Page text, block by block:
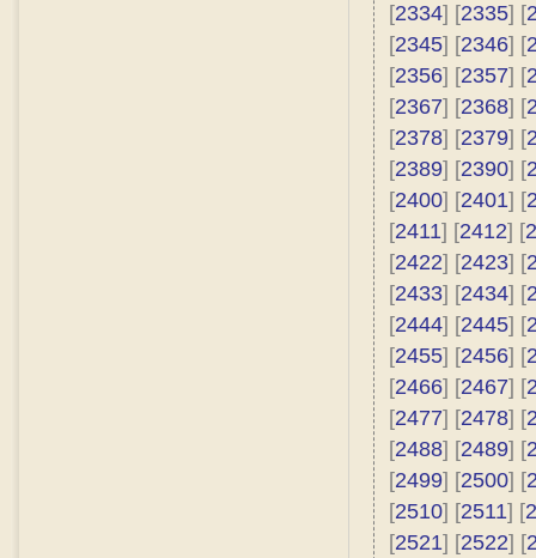
[2334] [2335] [
[2345] [2346] [
[2356] [2357] [
[2367] [2368] [
[2378] [2379] [
[2389] [2390] [
[2400] [2401] [
[2411] [2412] [
[2422] [2423] [
[2433] [2434] [
[2444] [2445] [
[2455] [2456] [
[2466] [2467] [
[2477] [2478] [
[2488] [2489] [
[2499] [2500] [
[2510] [2511] [
[2521] [2522] [